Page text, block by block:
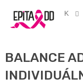
obsah
CZK
BALANCE